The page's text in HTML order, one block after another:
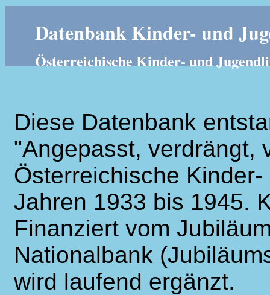
Datenbank Kinder- und
Österreichische Kinder- und
Diese Datenbank
"Angepasst, verdrängt,
Österreichische
Jahren 1933 bis 1945.
Finanziert vom
Nationalbank
wird laufend ergänzt.